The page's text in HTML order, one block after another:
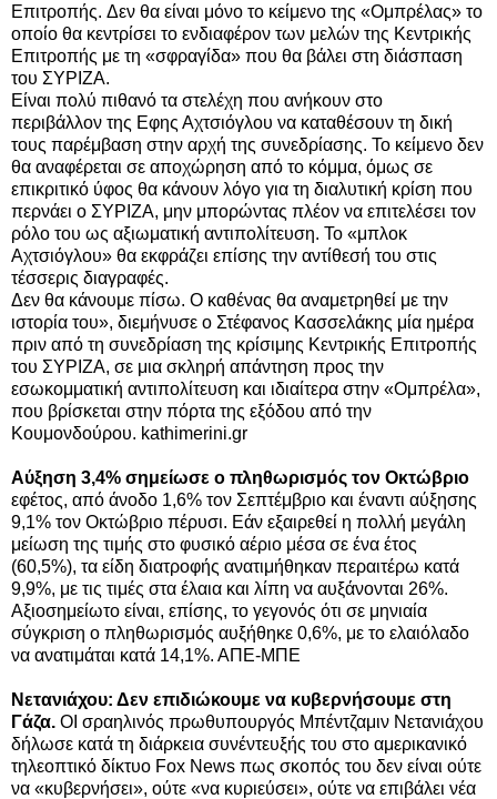
Επιτροπής. Δεν θα είναι μόνο το κείμενο της «Ομπρέλας» το
οποίο θα κεντρίσει το ενδιαφέρον των μελών της Κεντρικής
Επιτροπής με τη «σφραγίδα» που θα βάλει στη διάσπαση
του ΣΥΡΙΖΑ.
Είναι πολύ πιθανό τα στελέχη που ανήκουν στο
περιβάλλον της Εφης Αχτσιόγλου να καταθέσουν τη δική
τους παρέμβαση στην αρχή της συνεδρίασης. Το κείμενο δεν
θα αναφέρεται σε αποχώρηση από το κόμμα, όμως σε
επικριτικό ύφος θα κάνουν λόγο για τη διαλυτική κρίση που
περνάει ο ΣΥΡΙΖΑ, μην μπορώντας πλέον να επιτελέσει τον
ρόλο του ως αξιωματική αντιπολίτευση. Το «μπλοκ
Αχτσιόγλου» θα εκφράζει επίσης την αντίθεσή του στις
τέσσερις διαγραφές.
Δεν θα κάνουμε πίσω. Ο καθένας θα αναμετρηθεί με την
ιστορία του», διεμήνυσε ο Στέφανος Κασσελάκης μία ημέρα
πριν από τη συνεδρίαση της κρίσιμης Κεντρικής Επιτροπής
του ΣΥΡΙΖΑ, σε μια σκληρή απάντηση προς την
εσωκομματική αντιπολίτευση και ιδιαίτερα στην «Ομπρέλα»,
που βρίσκεται στην πόρτα της εξόδου από την
Κουμονδούρου. kathimerini.gr
Αύξηση 3,4% σημείωσε ο πληθωρισμός τον Οκτώβριο
εφέτος, από άνοδο 1,6% τον Σεπτέμβριο και έναντι αύξησης
9,1% τον Οκτώβριο πέρυσι. Εάν εξαιρεθεί η πολλή μεγάλη
μείωση της τιμής στο φυσικό αέριο μέσα σε ένα έτος
(60,5%), τα είδη διατροφής ανατιμήθηκαν περαιτέρω κατά
9,9%, με τις τιμές στα έλαια και λίπη να αυξάνονται 26%.
Αξιοσημείωτο είναι, επίσης, το γεγονός ότι σε μηνιαία
σύγκριση ο πληθωρισμός αυξήθηκε 0,6%, με το ελαιόλαδο
να ανατιμάται κατά 14,1%. ΑΠΕ-ΜΠΕ
Νετανιάχου: Δεν επιδιώκουμε να κυβερνήσουμε στη
Γάζα. ΟΙ σραηλινός πρωθυπουργός Μπέντζαμιν Νετανιάχου
δήλωσε κατά τη διάρκεια συνέντευξής του στο αμερικανικό
τηλεοπτικό δίκτυο Fox News πως σκοπός του δεν είναι ούτε
να «κυβερνήσει», ούτε «να κυριεύσει», ούτε να επιβάλει νέα